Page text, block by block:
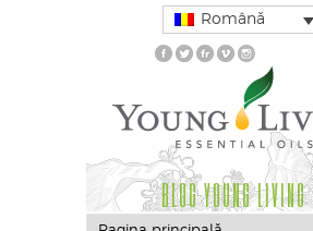
Română
BLOG YOUNG LIVING